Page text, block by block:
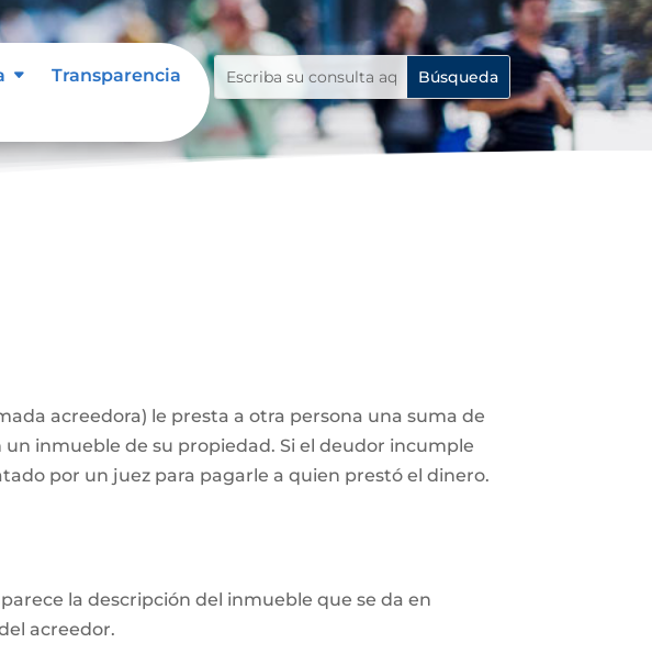
Transparencia
acreedora) le presta a otra persona una suma de
inmueble de su propiedad. Si el deudor incumple
por un juez para pagarle a quien prestó el dinero.
la descripción del inmueble que se da en
acreedor.